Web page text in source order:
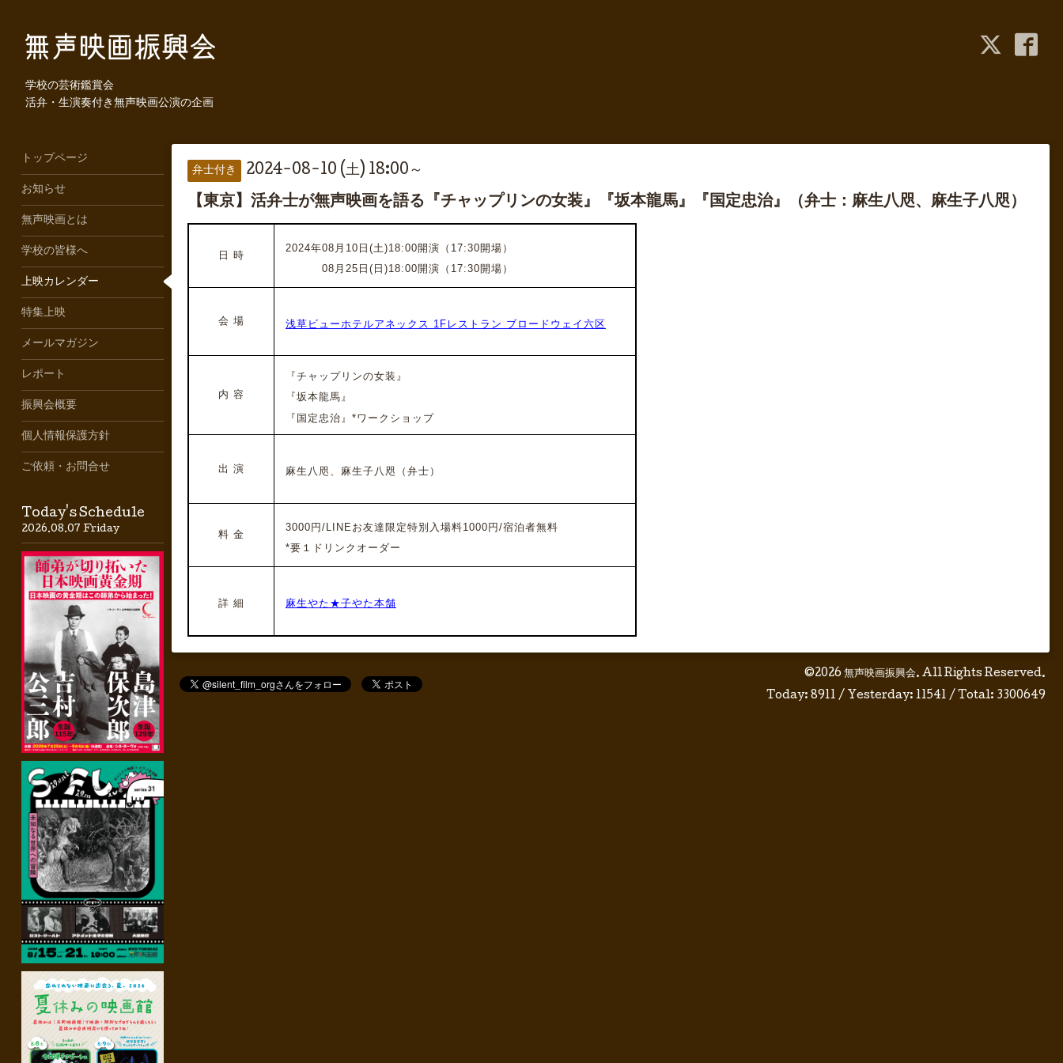
学校の芸術鑑賞会
活弁・生演奏付き無声映画公演の企画
弁士付き 2024-08-10 (土) 18:00～
【東京】活弁士が無声映画を語る『チャップリンの女装』『坂本龍馬』『国定忠治』（弁士：麻生八咫、麻生子八咫）
日 時
2024年08月10日(土)18:00開演（17:30開場）
08月25日(日)18:00開演（17:30開場）
会 場 浅草ビューホテルアネックス 1Fレストラン ブロードウェイ六区
内 容
『チャップリンの女装』
『坂本龍馬』
『国定忠治』*ワークショップ
出 演 麻生八咫、麻生子八咫 （ 弁士）
料 金
3000円/LINEお友達限定特別入場料1000円/宿泊者無料
*要１ドリンクオーダー
詳 細 麻生やた★子やた本舗
©2026 無声映画振興会. All Rights Reserved.
Today: 8911 / Yesterday: 11541 / Total: 3300649
トップページ
お知らせ
無声映画とは
学校の皆様へ
上映カレンダー
特集上映
メールマガジン
レポート
振興会概要
個人情報保護方針
ご依頼・お問合せ
Today's Schedule
2026.08.07 Friday